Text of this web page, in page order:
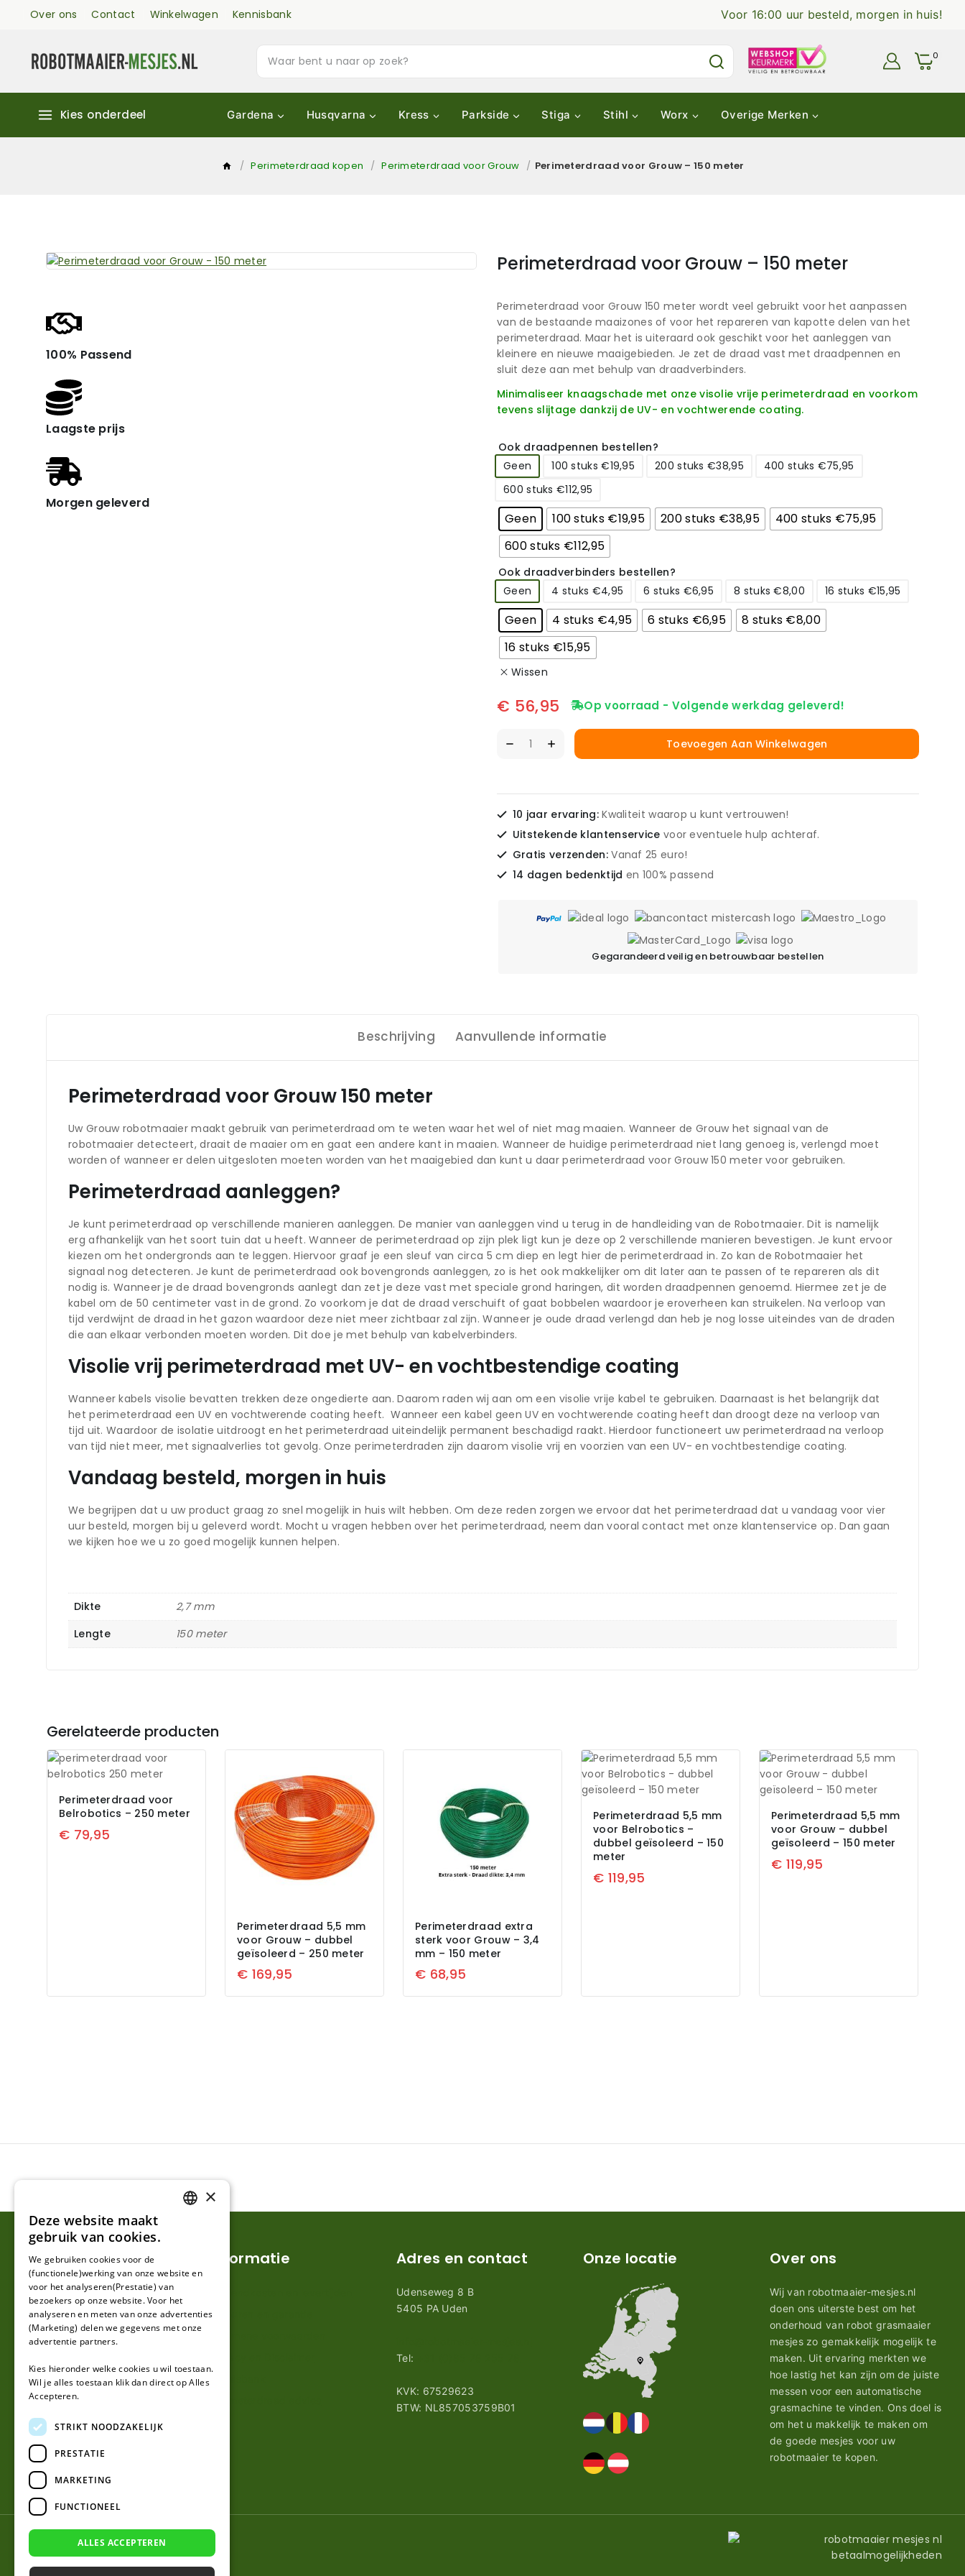
Over ons Contact Winkelwagen Kennisbank Voor 16:00 uur besteld, morgen in huis!
0
Kies onderdeel Gardena Husqvarna Kress Parkside Stiga Stihl Worx Overige Merken
/ Perimeterdraad kopen / Perimeterdraad voor Grouw / Perimeterdraad voor Grouw – 150 meter
100% Passend
Laagste prijs
Morgen geleverd
Perimeterdraad voor Grouw – 150 meter
Perimeterdraad voor Grouw 150 meter wordt veel gebruikt voor het aanpassen
van de bestaande maaizones of voor het repareren van kapotte delen van het
perimeterdraad. Maar het is uiteraard ook geschikt voor het aanleggen van
kleinere en nieuwe maaigebieden. Je zet de draad vast met draadpennen en
sluit deze aan met behulp van draadverbinders.
Minimaliseer knaagschade met onze visolie vrije perimeterdraad en voorkom
tevens slijtage dankzij de UV- en vochtwerende coating.
Ook draadpennen bestellen?
Geen
100 stuks €19,95 200 stuks €38,95
400 stuks €75,95
600 stuks €112,95
Geen 100 stuks €19,95 200 stuks €38,95
400 stuks €75,95
600 stuks €112,95
Ook draadverbinders bestellen?
Geen
4 stuks €4,95 6 stuks €6,95 8 stuks €8,00 16 stuks €15,95
Geen 4 stuks €4,95 6 stuks €6,95
8 stuks €8,00
16 stuks €15,95
Wissen
€ 56,95 Op voorraad - Volgende werkdag geleverd!
Toevoegen Aan Winkelwagen
10 jaar ervaring:Kwaliteit waarop u kunt vertrouwen!
Uitstekende klantenservice voor eventuele hulp achteraf.
Gratis verzenden:Vanaf 25 euro!
14 dagen bedenktijd en 100% passend
Gegarandeerd veilig en betrouwbaar bestellen
Beschrijving Aanvullende informatie
Perimeterdraad voor Grouw 150 meter
Uw Grouw robotmaaier maakt gebruik van perimeterdraad om te weten waar het wel of niet mag maaien. Wanneer de Grouw het signaal van de
robotmaaier detecteert, draait de maaier om en gaat een andere kant in maaien. Wanneer de huidige perimeterdraad niet lang genoeg is, verlengd moet
worden of wanneer er delen uitgesloten moeten worden van het maaigebied dan kunt u daar perimeterdraad voor Grouw 150 meter voor gebruiken.
Perimeterdraad aanleggen?
Je kunt perimeterdraad op verschillende manieren aanleggen. De manier van aanleggen vind u terug in de handleiding van de Robotmaaier. Dit is namelijk
erg afhankelijk van het soort tuin dat u heeft. Wanneer de perimeterdraad op zijn plek ligt kun je deze op 2 verschillende manieren bevestigen. Je kunt ervoor
kiezen om het ondergronds aan te leggen. Hiervoor graaf je een sleuf van circa 5 cm diep en legt hier de perimeterdraad in. Zo kan de Robotmaaier het
signaal nog detecteren. Je kunt de perimeterdraad ook bovengronds aanleggen, zo is het ook makkelijker om dit later aan te passen of te repareren als dit
nodig is. Wanneer je de draad bovengronds aanlegt dan zet je deze vast met speciale grond haringen, dit worden draadpennen genoemd. Hiermee zet je de
kabel om de 50 centimeter vast in de grond. Zo voorkom je dat de draad verschuift of gaat bobbelen waardoor je eroverheen kan struikelen. Na verloop van
tijd verdwijnt de draad in het gazon waardoor deze niet meer zichtbaar zal zijn. Wanneer je oude draad verlengd dan heb je nog losse uiteindes van de draden
die aan elkaar verbonden moeten worden. Dit doe je met behulp van kabelverbinders.
Visolie vrij perimeterdraad met UV- en vochtbestendige coating
Wanneer kabels visolie bevatten trekken deze ongedierte aan. Daarom raden wij aan om een visolie vrije kabel te gebruiken. Daarnaast is het belangrijk dat
het perimeterdraad een UV en vochtwerende coating heeft. Wanneer een kabel geen UV en vochtwerende coating heeft dan droogt deze na verloop van
tijd uit. Waardoor de isolatie uitdroogt en het perimeterdraad uiteindelijk permanent beschadigd raakt. Hierdoor functioneert uw perimeterdraad na verloop
van tijd niet meer, met signaalverlies tot gevolg. Onze perimeterdraden zijn daarom visolie vrij en voorzien van een UV- en vochtbestendige coating.
Vandaag besteld, morgen in huis
We begrijpen dat u uw product graag zo snel mogelijk in huis wilt hebben. Om deze reden zorgen we ervoor dat het perimeterdraad dat u vandaag voor vier
uur besteld, morgen bij u geleverd wordt. Mocht u vragen hebben over het perimeterdraad, neem dan vooral contact met onze klantenservice op. Dan gaan
we kijken hoe we u zo goed mogelijk kunnen helpen.
Dikte
2,7 mm
Lengte
150 meter
Gerelateerde producten
Perimeterdraad voor
Belrobotics – 250 meter
€ 79,95
Perimeterdraad 5,5 mm
voor Grouw – dubbel
geïsoleerd – 250 meter
€ 169,95
Perimeterdraad extra
sterk voor Grouw – 3,4
mm – 150 meter
€ 68,95
Perimeterdraad 5,5 mm
voor Belrobotics –
dubbel geïsoleerd – 150
meter
€ 119,95
Perimeterdraad 5,5 mm
voor Grouw – dubbel
geïsoleerd – 150 meter
€ 119,95
Klantenservice
Mijn account
Klantenservice
Contact
Informatie
Retouren en garantie
Adres en contact
Udenseweg 8 B
5405 PA Uden
Tel:
KVK: 67529623
BTW: NL857053759B01
Onze locatie Over ons
Wij van robotmaaier-mesjes.nl
doen ons uiterste best om het
onderhoud van robot grasmaaier
mesjes zo gemakkelijk mogelijk te
maken. Uit ervaring merkten we
hoe lastig het kan zijn om de juiste
messen voor een automatische
grasmachine te vinden. Ons doel is
om het u makkelijk te maken om
de goede mesjes voor uw
robotmaaier te kopen.
© 2026 Robotmaaier-mesjes.nl
GERMAN
×
Deze website maakt
gebruik van cookies.
We gebruiken cookies voor de
(functionele)werking van onze website en
voor het analyseren(Prestatie) van
bezoekers op onze website. Voor het
analyseren en meten van onze advertenties
(Marketing) delen we gegevens met onze
advertentie partners.
Kies hieronder welke cookies u wil toestaan.
Wil je alles toestaan klik dan direct op Alles
Accepteren.
STRIKT NOODZAKELIJK
PRESTATIE
MARKETING
FUNCTIONEEL
ALLES ACCEPTEREN